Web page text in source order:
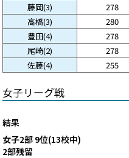
藤岡(3)
278
高橋(3)
280
豊田(4)
278
尾崎(2)
278
佐藤(4)
255
女子リーグ戦
結果
女子2部 9位(13校中)
2部残留